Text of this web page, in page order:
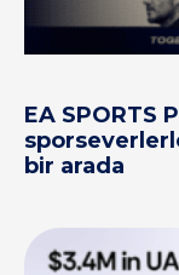
EA SPORTS
bir arada